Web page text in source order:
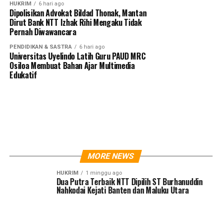
HUKRIM 6 hari ago
Dipolisikan Advokat Bildad Thonak, Mantan
Dirut Bank NTT Izhak Rihi Mengaku Tidak
Pernah Diwawancara
PENDIDIKAN & SASTRA 6 hari ago
Universitas Uyelindo Latih Guru PAUD MRC
Osiloa Membuat Bahan Ajar Multimedia
Edukatif
MORE NEWS
HUKRIM 1 minggu ago
Dua Putra Terbaik NTT Dipilih ST Burhanuddin
Nahkodai Kejati Banten dan Maluku Utara